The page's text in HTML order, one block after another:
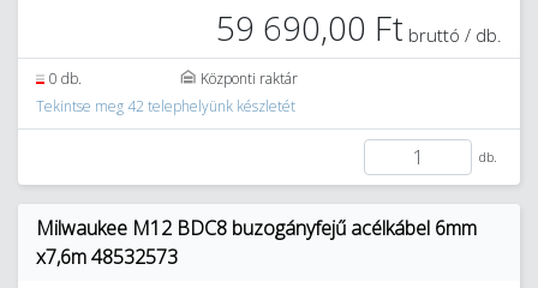
59 690,00 Ft bruttó / db.
0 db.
Központi raktár
Tekintse meg 42 telephelyünk készletét
db.
Milwaukee M12 BDC8 buzogányfejű acélkábel 6mm
x7,6m 48532573